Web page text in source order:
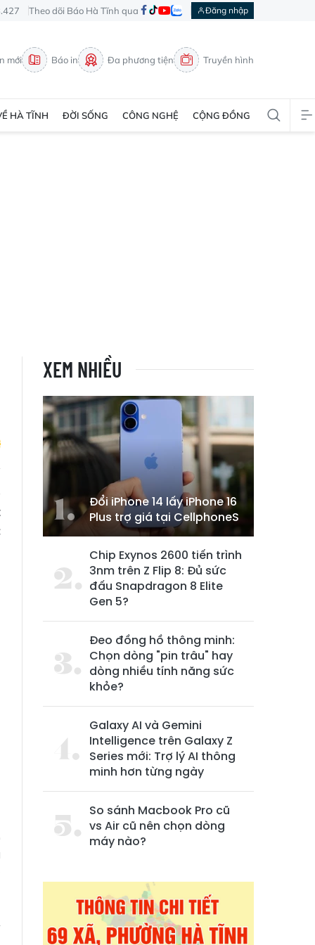
Theo dõi Báo Hà Tĩnh qua Đăng nhập
mới Báo in Đa phương tiện Truyền hình
HÀ TĨNH ĐỜI SỐNG CÔNG NGHỆ CỘNG ĐỒNG
XEM NHIỀU
Đổi iPhone 14 lấy iPhone 16
Plus trợ giá tại CellphoneS
Chip Exynos 2600 tiến trình
3nm trên Z Flip 8: Đủ sức
đấu Snapdragon 8 Elite
Gen 5?
Đeo đồng hồ thông minh:
Chọn dòng "pin trâu" hay
dòng nhiều tính năng sức
khỏe?
Galaxy AI và Gemini
Intelligence trên Galaxy Z
Series mới: Trợ lý AI thông
minh hơn từng ngày
So sánh Macbook Pro cũ
vs Air cũ nên chọn dòng
máy nào?